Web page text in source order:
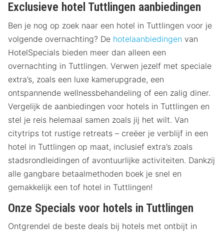
Exclusieve hotel Tuttlingen aanbiedingen
Ben je nog op zoek naar een hotel in Tuttlingen voor je
volgende overnachting? De hotelaanbiedingen van
HotelSpecials bieden meer dan alleen een
overnachting in Tuttlingen. Verwen jezelf met speciale
extra’s, zoals een luxe kamerupgrade, een
ontspannende wellnessbehandeling of een zalig diner.
Vergelijk de aanbiedingen voor hotels in Tuttlingen en
stel je reis helemaal samen zoals jij het wilt. Van
citytrips tot rustige retreats – creëer je verblijf in een
hotel in Tuttlingen op maat, inclusief extra’s zoals
stadsrondleidingen of avontuurlijke activiteiten. Dankzij
alle gangbare betaalmethoden boek je snel en
gemakkelijk een tof hotel in Tuttlingen!
Onze Specials voor hotels in Tuttlingen
Ontgrendel de beste deals bij hotels met ontbijt in